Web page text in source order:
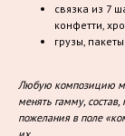
связка из 7
конфетти,
грузы,
Любую композицию
менять гамму,
пожелания в поле
их.